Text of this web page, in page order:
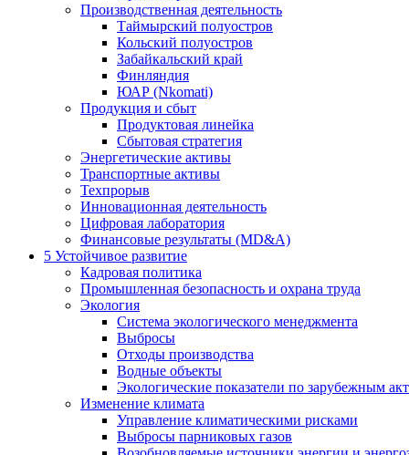
Производственная деятельность
Таймырский полуостров
Кольский полуостров
Забайкальский край
Финляндия
ЮАР (Nkomati)
Продукция и сбыт
Продуктовая линейка
Сбытовая стратегия
Энергетические активы
Транспортные активы
Техпрорыв
Инновационная деятельность
Цифровая лаборатория
Финансовые результаты (MD&A)
5 Устойчивое развитие
Кадровая политика
Промышленная безопасность и охрана труда
Экология
Система экологического менеджмента
Выбросы
Отходы производства
Водные объекты
Экологические показатели по зарубежным
Изменение климата
Управление климатическими рисками
Выбросы парниковых газов